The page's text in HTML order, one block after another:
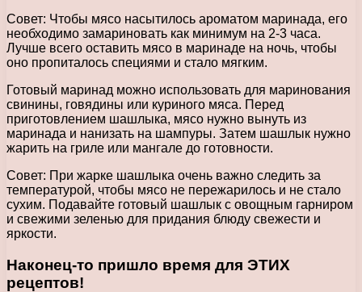
Совет: Чтобы мясо насытилось ароматом маринада, его
необходимо замариновать как минимум на 2-3 часа.
Лучше всего оставить мясо в маринаде на ночь, чтобы
оно пропиталось специями и стало мягким.
Готовый маринад можно использовать для маринования
свинины, говядины или куриного мяса. Перед
приготовлением шашлыка, мясо нужно вынуть из
маринада и нанизать на шампуры. Затем шашлык нужно
жарить на гриле или мангале до готовности.
Совет: При жарке шашлыка очень важно следить за
температурой, чтобы мясо не пережарилось и не стало
сухим. Подавайте готовый шашлык с овощным гарниром
и свежими зеленью для придания блюду свежести и
яркости.
Наконец-то пришло время для ЭТИХ
рецептов!